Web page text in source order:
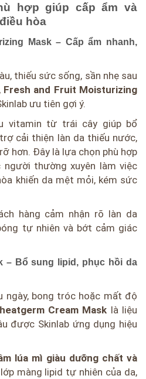
hợp giúp cấp ẩm và
hòa
Mask – Cấp ẩm nhanh,
thiếu sức sống, sần nhẹ sau
Fresh and Fruit Moisturizing
ưu tiên gợi ý.
vitamin từ trái cây giúp bổ
cải thiện làn da thiếu nước,
hơn. Đây là lựa chọn phù hợp
người thường xuyên làm việc
khiến da mệt mỏi, kém sức
hàng cảm nhận rõ làn da
tự nhiên và bớt cảm giác
– Bổ sung lipid, phục hồi da
ngày, bong tróc hoặc mất độ
Cream Mask là liệu
được Skinlab ứng dụng hiệu
lúa mì giàu dưỡng chất và
màng lipid tự nhiên của da,